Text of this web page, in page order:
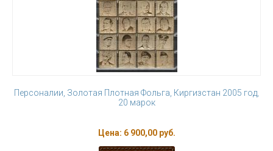
Персоналии, Золотая Плотная Фольга, Киргизстан 2005 год,
20 марок
Цена: 6 900,00 руб.